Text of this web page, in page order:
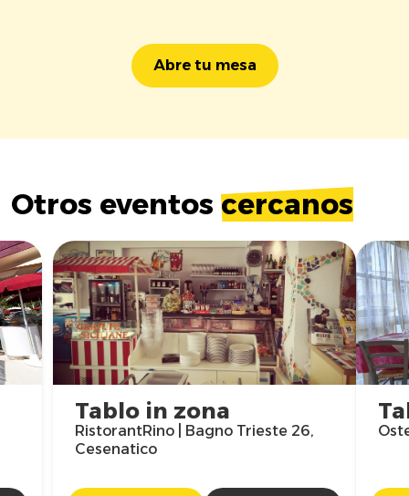
Abre tu mesa
Otros eventos cercanos
Tablo in zona
RistorantRino | Bagno Trieste 26,
Cesenatico